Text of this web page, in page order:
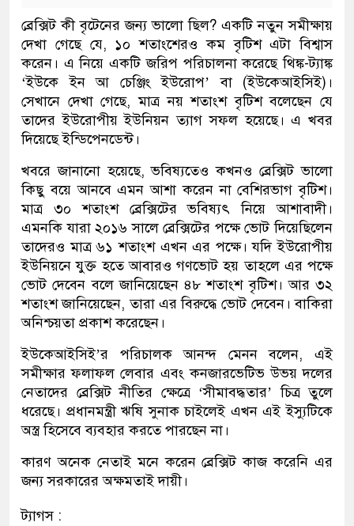
ব্রেক্সিট কী বৃটেনের জন্য ভালো ছিল? একটি নতুন সমীক্ষায়
দেখা গেছে যে, ১০ শতাংশেরও কম বৃটিশ এটা বিশ্বাস
করেন। এ নিয়ে একটি জরিপ পরিচালনা করেছে থিঙ্ক-ট্যাঙ্ক
‘ইউকে ইন আ চেঞ্জিং ইউরোপ’ বা (ইউকেআইসিই)।
সেখানে দেখা গেছে, মাত্র নয় শতাংশ বৃটিশ বলেছেন যে
তাদের ইউরোপীয় ইউনিয়ন ত্যাগ সফল হয়েছে। এ খবর
দিয়েছে ইন্ডিপেনডেন্ট।
খবরে জানানো হয়েছে, ভবিষ্যতেও কখনও ব্রেক্সিট ভালো
কিছু বয়ে আনবে এমন আশা করেন না বেশিরভাগ বৃটিশ।
মাত্র ৩০ শতাংশ ব্রেক্সিটের ভবিষ্যৎ নিয়ে আশাবাদী।
এমনকি যারা ২০১৬ সালে ব্রেক্সিটের পক্ষে ভোট দিয়েছিলেন
তাদেরও মাত্র ৬১ শতাংশ এখন এর পক্ষে। যদি ইউরোপীয়
ইউনিয়নে যুক্ত হতে আবারও গণভোট হয় তাহলে এর পক্ষে
ভোট দেবেন বলে জানিয়েছেন ৪৮ শতাংশ বৃটিশ। আর ৩২
শতাংশ জানিয়েছেন, তারা এর বিরুদ্ধে ভোট দেবেন। বাকিরা
অনিশ্চয়তা প্রকাশ করেছেন।
ইউকেআইসিই’র পরিচালক আনন্দ মেনন বলেন, এই
সমীক্ষার ফলাফল লেবার এবং কনজারভেটিভ উভয় দলের
নেতাদের ব্রেক্সিট নীতির ক্ষেত্রে ‘সীমাবদ্ধতার’ চিত্র তুলে
ধরেছে। প্রধানমন্ত্রী ঋষি সুনাক চাইলেই এখন এই ইস্যুটিকে
অস্ত্র হিসেবে ব্যবহার করতে পারছেন না।
কারণ অনেক নেতাই মনে করেন ব্রেক্সিট কাজ করেনি এর
জন্য সরকারের অক্ষমতাই দায়ী।
ট্যাগস :